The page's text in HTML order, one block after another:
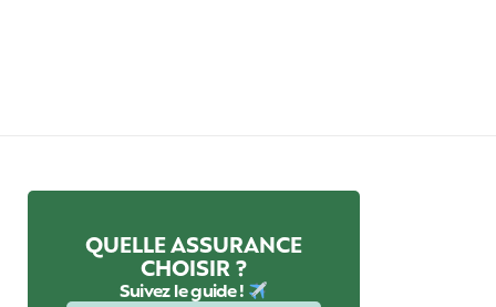
QUELLE ASSURANCE
CHOISIR ?
Suivez le guide !